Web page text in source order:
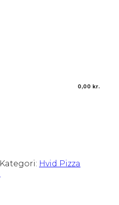
0,00 kr.
Kategori: Hvid Pizza